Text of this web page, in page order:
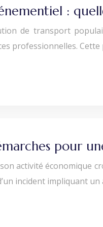
:
de transport
professionnelles.
pour
activité économique
incident impliquant